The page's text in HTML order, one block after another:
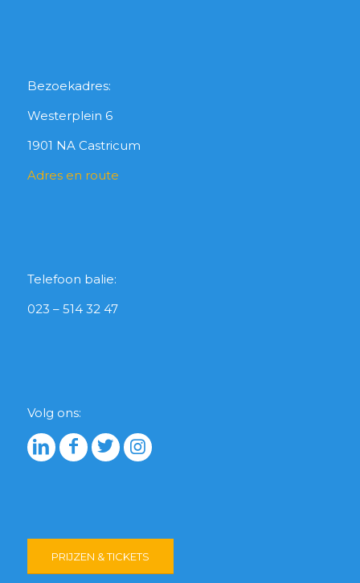
Bezoekadres:
Westerplein 6
1901 NA Castricum
Adres en route
Telefoon balie:
023 – 514 32 47
Volg ons:
PRIJZEN & TICKETS